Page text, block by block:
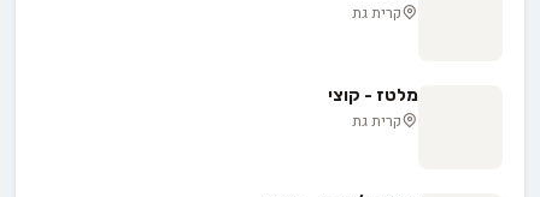
קרית גת
מלטז - קוצי
קרית גת